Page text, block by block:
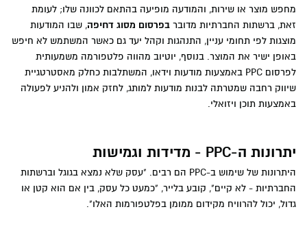
מחפש מוצר או שירות, והמודעה מופיעה בהתאם לכוונה שלו; לעומת
זאת, ברשתות החברתיות מדובר בפרסום מסוג דחיפה, שבו המודעות
מוצגות לפי תחומי עניין, התנהגות וקהל יעד גם כאשר המשתמש לא חיפש
באופן ישיר את המוצר. בנוסף, יוטיוב מהווה פלטפורמה משמעותית
לפרסום PPC באמצעות מודעות וידאו, המשתלבות כחלק מאסטרטגיית
שיווק רחבה שמטרתה לבנות מודעות למותג, לחזק אמון ולהניע לפעולה
באמצעות תוכן ויזואלי.
יתרונות ה-PPC - מדידות וגמישות
היתרונות של שימוש ב-PPC הם רבים. "עסק שלא נמצא בגוגל וברשתות
החברתיות - לא קיים", קובע בלייר, "כמעט כל עסק, בין אם הוא קטן או
גדול, יכול להרוויח מקידום ממומן בפלטפורמות האלו".